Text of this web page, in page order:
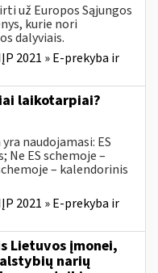
už Europos Sąjungos
kurie nori
dalyviais.
2021 » E-prekyba ir
laikotarpiai?
naudojamasi: ES
ES schemoje –
– kalendorinis
2021 » E-prekyba ir
Lietuvos įmonei,
narių